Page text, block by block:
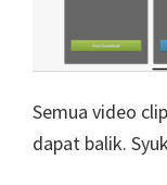
Semua video
dapat balik.